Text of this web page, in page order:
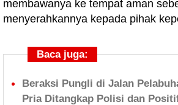
membawanya ke tempat aman
menyerahkannya kepada pihak
Baca juga:
Beraksi Pungli di Jalan
Pria Ditangkap Polisi dan